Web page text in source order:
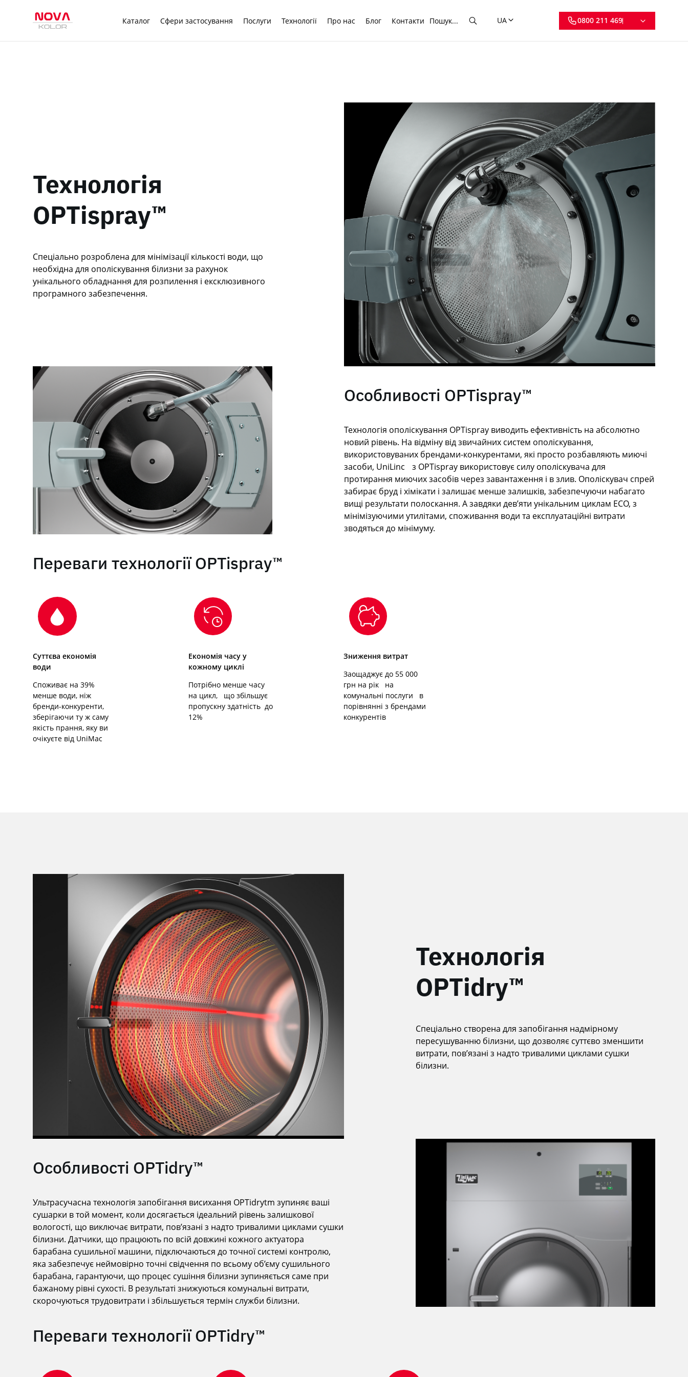
Каталог Сфери застосування Послуги Технології Про нас Блог Контакти UA 0800 211 469
Технологія
OPTispray™
Спеціально розроблена для мінімізації кількості води, що
необхідна для ополіскування білизни за рахунок
унікального обладнання для розпилення і ексклюзивного
програмного забезпечення.
Особливості OPTispray™
Технологія ополіскування OPTispray виводить ефективність на абсолютно
новий рівень. На відміну від звичайних систем ополіскування,
використовуваних брендами-конкурентами, які просто розбавляють миючі
засоби, UniLinc з OPTispray використовує силу ополіскувача для
протирання миючих засобів через завантаження і в злив. Ополіскувач спрей
забирає бруд і хімікати і залишає менше залишків, забезпечуючи набагато
вищі результати полоскання. А завдяки дев’яти унікальним циклам ECO, з
мінімізуючими утилітами, споживання води та експлуатаційні витрати
зводяться до мінімуму.
Переваги технології OPTispray™
Суттєва економія
води
Споживає на 39%
менше води, ніж
бренди-конкуренти,
зберігаючи ту ж саму
якість прання, яку ви
очікуєте від UniMac
Економія часу у
кожному циклі
Потрібно менше часу
на цикл, що збільшує
пропускну здатність до
12%
Зниження витрат
Заощаджує до 55 000
грн на рік на
комунальні послуги в
порівнянні з брендами
конкурентів
Технологія
OPTidry™
Спеціально створена для запобігання надмірному
пересушуванню білизни, що дозволяє суттєво зменшити
витрати, пов’язані з надто тривалими циклами сушки
білизни.
Особливості OPTidry™
Ультрасучасна технологія запобігання висихання OPTidrytm зупиняє ваші
сушарки в той момент, коли досягається ідеальний рівень залишкової
вологості, що виключає витрати, пов’язані з надто тривалими циклами сушки
білизни. Датчики, що працюють по всій довжині кожного актуатора
барабана сушильної машини, підключаються до точної системі контролю,
яка забезпечує неймовірно точні свідчення по всьому об’єму сушильного
барабана, гарантуючи, що процес сушіння білизни зупиняється саме при
бажаному рівні сухості. В результаті знижуються комунальні витрати,
скорочуються трудовитрати і збільшується термін служби білизни.
Переваги технології OPTidry™